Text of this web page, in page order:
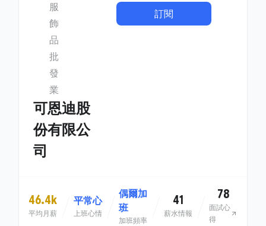
服
飾
品
批
發
業
可恩迪股
份有限公
司
訂閱
46.4k
平均月薪
平常心
上班心情
偶爾加
班
加班頻率
41
薪水情報
78
面試心
得